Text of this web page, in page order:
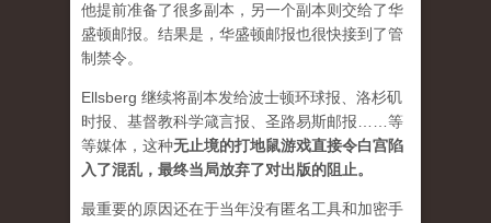
他提前准备了很多副本，另一个副本则交给了华
盛顿邮报。结果是，华盛顿邮报也很快接到了管
制禁令。
Ellsberg 继续将副本发给波士顿环球报、洛杉矶
时报、基督教科学箴言报、圣路易斯邮报……等
等媒体，这种无止境的打地鼠游戏直接令白宫陷
入了混乱，最终当局放弃了对出版的阻止。
最重要的原因还在于当年没有匿名工具和加密手